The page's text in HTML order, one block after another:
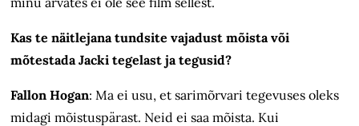
Kas te näitlejana tundsite vajadust mõista või
mõtestada Jacki tegelast ja tegusid?
Fallon Hogan: Ma ei usu, et sari­mõrvari tegevuses oleks
midagi mõistuspärast. Neid ei saa mõista. Kui